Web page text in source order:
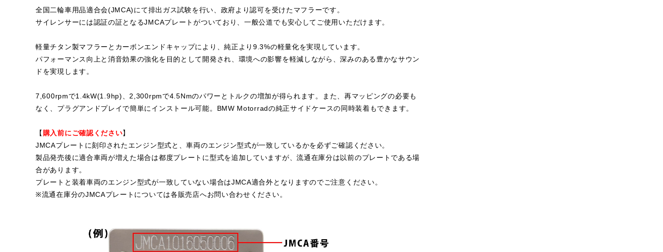
全国二輪車用品適合会(JMCA)にて排出ガス試験を行い、政府より認可を受けたマフラーです。
サイレンサーには認証の証となるJMCAプレートがついており、一般公道でも安心してご使用いただけます。
軽量チタン製マフラーとカーボンエンドキャップにより、純正より9.3%の軽量化を実現しています。
パフォーマンス向上と消音効果の強化を目的として開発され、環境への影響を軽減しながら、深みのある豊かなサウン
ドを実現します。
7,600rpmで1.4kW(1.9hp)、2,300rpmで4.5Nmのパワーとトルクの増加が得られます。また、再マッピングの必要も
なく、プラグアンドプレイで簡単にインストール可能。BMW Motorradの純正サイドケースの同時装着もできます。
【購入前にご確認ください】
JMCAプレートに刻印されたエンジン型式と、車両のエンジン型式が一致しているかを必ずご確認ください。
製品発売後に適合車両が増えた場合は都度プレートに型式を追加していますが、流通在庫分は以前のプレートである場
合があります。
プレートと装着車両のエンジン型式が一致していない場合はJMCA適合外となりますのでご注意ください。
※流通在庫分のJMCAプレートについては各販売店へお問い合わせください。